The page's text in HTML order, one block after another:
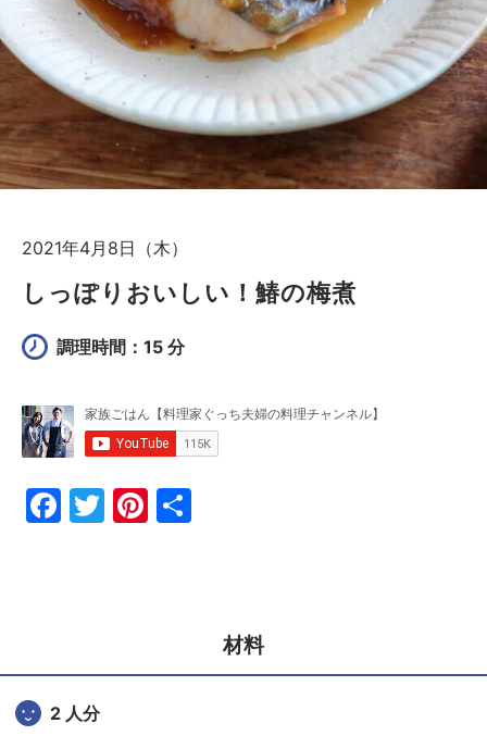
2021年4月8日（木）
しっぽりおいしい！鰆の梅煮
調理時間：15 分
F
o
o
T
Pi
材料
2 人分